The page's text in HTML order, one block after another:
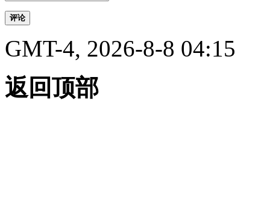
评论
GMT-4, 2026-8-8 04:15
返回顶部